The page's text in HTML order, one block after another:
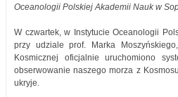
Oceanologii Polskiej Akademii Nauk w
W czwartek, w Instytucie Oceanologii
przy udziale prof. Marka
Kosmicznej oficjalnie uruchomiono
obserwowanie naszego morza z
ukryje.